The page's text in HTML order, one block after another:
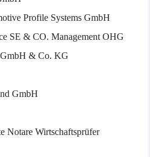
Profile Systems GmbH
SE & CO. Management OHG
& Co. KG
GmbH
Notare Wirtschaftsprüfer